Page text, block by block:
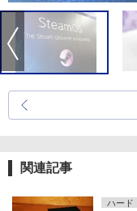
関連記事
ハード